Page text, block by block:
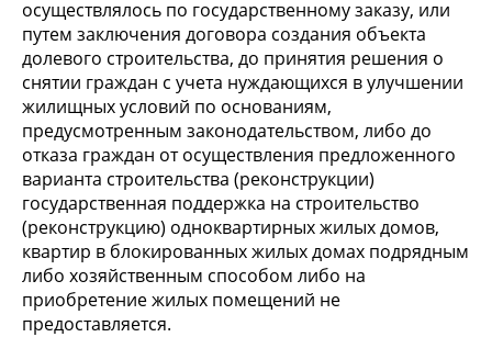
осуществлялось по государственному заказу, или
путем заключения договора создания объекта
долевого строительства, до принятия решения о
снятии граждан с учета нуждающихся в улучшении
жилищных условий по основаниям,
предусмотренным законодательством, либо до
отказа граждан от осуществления предложенного
варианта строительства (реконструкции)
государственная поддержка на строительство
(реконструкцию) одноквартирных жилых домов,
квартир в блокированных жилых домах подрядным
либо хозяйственным способом либо на
приобретение жилых помещений не
предоставляется.